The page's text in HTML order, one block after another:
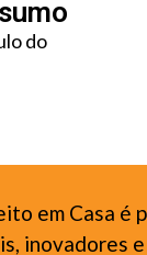
do
em Casa é
inovadores